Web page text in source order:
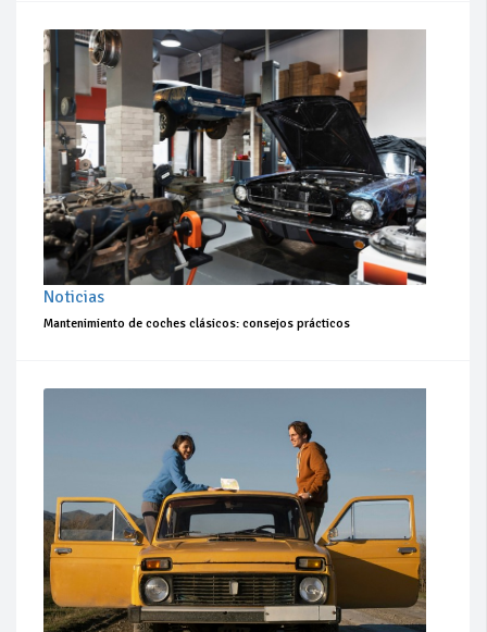
Noticias
Mantenimiento de coches clásicos: consejos prácticos